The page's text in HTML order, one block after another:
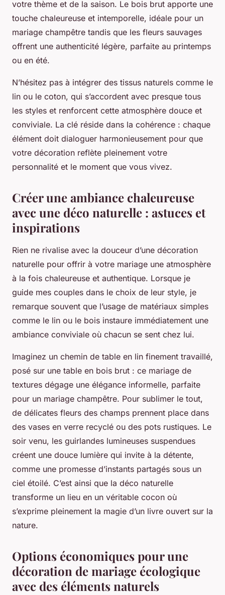
votre thème et de la saison. Le bois brut apporte une
touche chaleureuse et intemporelle, idéale pour un
mariage champêtre tandis que les fleurs sauvages
offrent une authenticité légère, parfaite au printemps
ou en été.
N’hésitez pas à intégrer des tissus naturels comme le
lin ou le coton, qui s’accordent avec presque tous
les styles et renforcent cette atmosphère douce et
conviviale. La clé réside dans la cohérence : chaque
élément doit dialoguer harmonieusement pour que
votre décoration reflète pleinement votre
personnalité et le moment que vous vivez.
Créer une ambiance chaleureuse
avec une déco naturelle : astuces et
inspirations
Rien ne rivalise avec la douceur d’une décoration
naturelle pour offrir à votre mariage une atmosphère
à la fois chaleureuse et authentique. Lorsque je
guide mes couples dans le choix de leur style, je
remarque souvent que l’usage de matériaux simples
comme le lin ou le bois instaure immédiatement une
ambiance conviviale où chacun se sent chez lui.
Imaginez un chemin de table en lin finement travaillé,
posé sur une table en bois brut : ce mariage de
textures dégage une élégance informelle, parfaite
pour un mariage champêtre. Pour sublimer le tout,
de délicates fleurs des champs prennent place dans
des vases en verre recyclé ou des pots rustiques. Le
soir venu, les guirlandes lumineuses suspendues
créent une douce lumière qui invite à la détente,
comme une promesse d’instants partagés sous un
ciel étoilé. C’est ainsi que la déco naturelle
transforme un lieu en un véritable cocon où
s’exprime pleinement la magie d’un livre ouvert sur la
nature.
Options économiques pour une
décoration de mariage écologique
avec des éléments naturels